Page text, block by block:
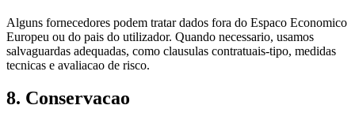
Alguns fornecedores podem tratar dados fora do Espaco Economico
Europeu ou do pais do utilizador. Quando necessario, usamos
salvaguardas adequadas, como clausulas contratuais-tipo, medidas
tecnicas e avaliacao de risco.
8. Conservacao